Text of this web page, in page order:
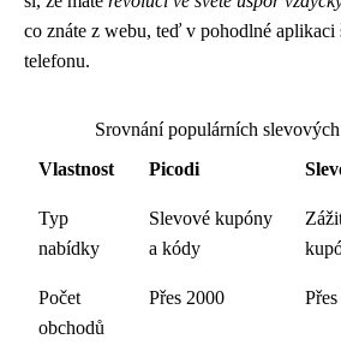
co znáte z webu, teď v pohodlné aplikaci
telefonu.
Srovnání populárních
Vlastnost
Picodi
Typ
nabídky
Slevové kupóny
a kódy
Počet
obchodů
Přes 2000